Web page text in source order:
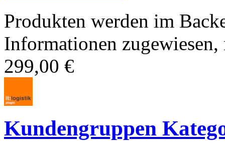
Produkten werden im
Informationen zugewiesen,
299,00 €
Kundengruppen